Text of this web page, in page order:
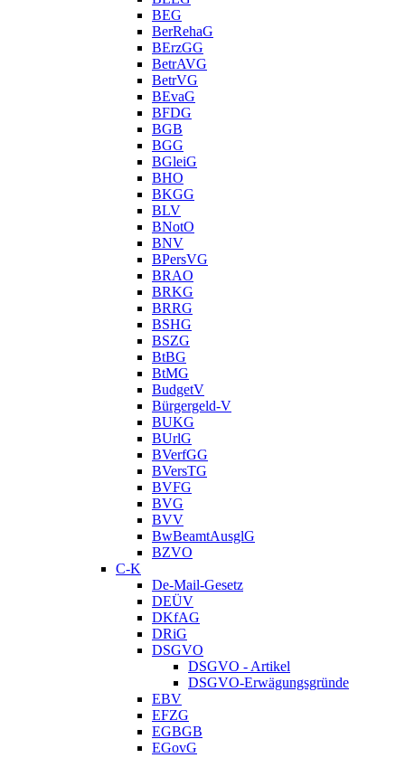
BEG
BerRehaG
BErzGG
BetrAVG
BetrVG
BEvaG
BFDG
BGB
BGG
BGleiG
BHO
BKGG
BLV
BNotO
BNV
BPersVG
BRAO
BRKG
BRRG
BSHG
BSZG
BtBG
BtMG
BudgetV
Bürgergeld-V
BUKG
BUrlG
BVerfGG
BVersTG
BVFG
BVG
BVV
BwBeamtAusglG
BZVO
C-K
De-Mail-Gesetz
DEÜV
DKfAG
DRiG
DSGVO
DSGVO - Artikel
DSGVO-Erwägungsgründe
EBV
EFZG
EGBGB
EGovG